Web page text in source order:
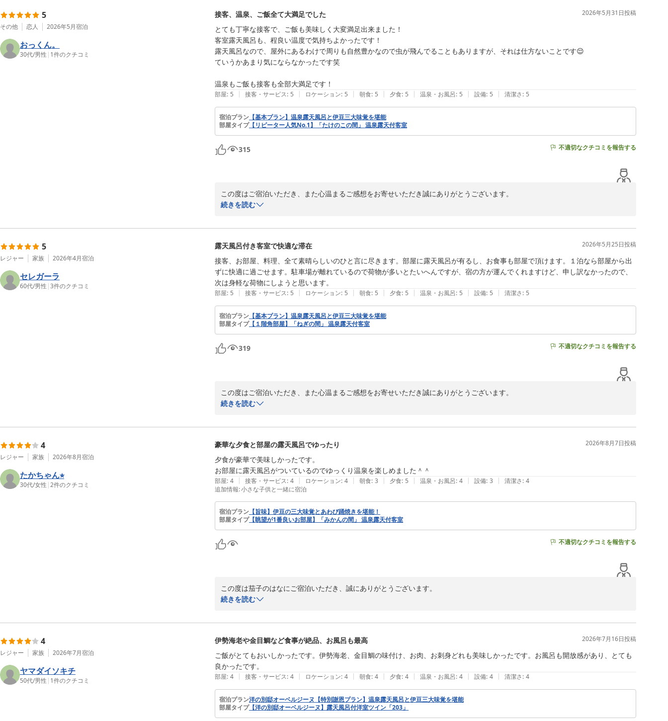
一方で、Wi-Fiの接続に関しましてはご不便をおかけし、申し訳ございませんでした。快適な環境をご提供できるよう、Wi-Fi環境の
改善につきましては、今後の施設運営の参考にさせていただきます。
「デジタルデトックスの時間」と前向きに捉えてくださった寛大なお心遣いに感謝申し上げます。
絶景の癒しの湯宿 茄子のはな
5
その他 恋人 2026年5月宿泊
おっくん。
30代/男性 | 1件のクチコミ
接客、温泉、ご飯全て大満足でした 2026年5月31日投稿
とても丁寧な接客で、ご飯も美味しく大変満足出来ました！
客室露天風呂も、程良い温度で気持ちよかったです！
露天風呂なので、屋外にあるわけで周りも自然豊かなので虫が飛んでることもありますが、それは仕方ないことです😌
ていうかあまり気にならなかったです笑
温泉もご飯も接客も全部大満足です！
部屋: 5 | 接客・サービス: 5 | ロケーション: 5 | 朝食: 5 | 夕食: 5 | 温泉・お風呂: 5 | 設備: 5 | 清潔さ: 5
宿泊プラン 【基本プラン】温泉露天風呂と伊豆三大味覚を堪能
部屋タイプ【リピーター人気No.1】「たけのこの間」 温泉露天付客室
315 不適切なクチコミを報告する
この度はご宿泊いただき、また心温まるご感想をお寄せいただき誠にありがとうございます。
ございます。「あまり気にならなかった」とのお言葉に思わず笑顔になりました。
温泉・お食事・接客のすべてにご満足いただけたとのお言葉は、スタッフ一同にとって何よりの励みでございます。
またお会いできます日を心よりお待ちしております。
絶景の癒しの湯宿 茄子のはな
2026-06-04
続きを読む
5
レジャー 家族 2026年4月宿泊
セレガーラ
60代/男性 |3件のクチコミ
露天風呂付き客室で快適な滞在 2026年5月25日投稿
接客、お部屋、料理、全て素晴らしいのひと言に尽きます。部屋に露天風呂が有るし、お食事も部屋で頂けます。１泊なら部屋から出
ずに快適に過ごせます。駐車場が離れているので荷物が多いとたいへんですが、宿の方が運んでくれますけど、申し訳なかったので、
次は身軽な荷物にしようと思います。
部屋: 5 | 接客・サービス: 5 | ロケーション: 5 | 朝食: 5 | 夕食: 5 | 温泉・お風呂: 5 | 設備: 5 | 清潔さ: 5
宿泊プラン 【基本プラン】温泉露天風呂と伊豆三大味覚を堪能
部屋タイプ【１階角部屋】「ねぎの間」 温泉露天付客室
319 不適切なクチコミを報告する
この度はご宿泊いただき、また心温まるご感想をお寄せいただき誠にありがとうございます。
お部屋の露天風呂やお部屋食で、ゆっくりとお寛ぎいただけたようで何よりでございます。
また、駐車場につきましてご不便をおかけいたしました。
お荷物のお運びはスタッフが喜んでお手伝いさせていただきますので、どうぞお気遣いなさらないでくださいませ。
ぜひまた季節を変えて、のんびりとしたお時間を過ごしにお越しください。
再びお会いできます日を、心よりお待ちしております。
2026-05-29
続きを読む
4
レジャー 家族 2026年8月宿泊
たかちゃん⭐︎
30代/女性 |2件のクチコミ
豪華な夕食と部屋の露天風呂でゆったり 2026年8月7日投稿
夕食が豪華で美味しかったです。
お部屋に露天風呂がついているのでゆっくり温泉を楽しめました＾＾
部屋: 4 | 接客・サービス: 4 | ロケーション: 4 | 朝食: 3 | 夕食: 5 | 温泉・お風呂: 4 | 設備: 3 | 清潔さ: 4
追加情報:小さな子供と一緒に宿泊
宿泊プラン 【旨味】伊豆の三大味覚とあわび踊焼きを堪能！
部屋タイプ【眺望が1番良いお部屋】「みかんの間」 温泉露天付客室
不適切なクチコミを報告する
この度は茄子のはなにご宿泊いただき、誠にありがとうございます。
ります。
当館での滞在がお客様にとって癒しのひとときとなりましたら幸いです。
またのお越しをスタッフ一同、心よりお待ち申し上げております。
絶景の癒しの湯宿 茄子のはな
2026-08-07
続きを読む
4
レジャー 家族 2026年7月宿泊
ヤマダイソキチ
50代/男性 | 1件のクチコミ
伊勢海老や金目鯛など食事が絶品、お風呂も最高 2026年7月16日投稿
ご飯がとてもおいしかったです。伊勢海老、金目鯛の味付け、お肉、お刺身どれも美味しかったです。お風呂も開放感があり、とても
良かったです。
部屋: 4 | 接客・サービス: 4 | ロケーション: 4 | 朝食: 4 | 夕食: 4 | 温泉・お風呂: 4 | 設備: 4 | 清潔さ: 4
宿泊プラン洋の別邸オーベルジーヌ【特別謝恩プラン】温泉露天風呂と伊豆三大味覚を堪能
部屋タイプ【洋の別邸オーベルジーヌ】露天風呂付洋室ツイン「203」